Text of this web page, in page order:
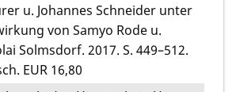
u. Johannes Schneider unter
von Samyo Rode u.
Solmsdorf. 2017. S. 449–512.
EUR 16,80